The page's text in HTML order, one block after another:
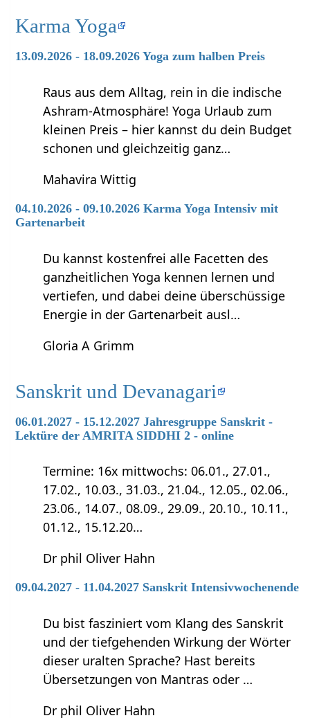
Karma Yoga
13.09.2026 - 18.09.2026 Yoga zum halben Preis
Raus aus dem Alltag, rein in die indische
Ashram-Atmosphäre! Yoga Urlaub zum
kleinen Preis – hier kannst du dein Budget
schonen und gleichzeitig ganz…
Mahavira Wittig
04.10.2026 - 09.10.2026 Karma Yoga Intensiv mit
Gartenarbeit
Du kannst kostenfrei alle Facetten des
ganzheitlichen Yoga kennen lernen und
vertiefen, und dabei deine überschüssige
Energie in der Gartenarbeit ausl…
Gloria A Grimm
Sanskrit und Devanagari
06.01.2027 - 15.12.2027 Jahresgruppe Sanskrit -
Lektüre der AMRITA SIDDHI 2 - online
Termine: 16x mittwochs: 06.01., 27.01.,
17.02., 10.03., 31.03., 21.04., 12.05., 02.06.,
23.06., 14.07., 08.09., 29.09., 20.10., 10.11.,
01.12., 15.12.20…
Dr phil Oliver Hahn
09.04.2027 - 11.04.2027 Sanskrit Intensivwochenende
Du bist fasziniert vom Klang des Sanskrit
und der tiefgehenden Wirkung der Wörter
dieser uralten Sprache? Hast bereits
Übersetzungen von Mantras oder …
Dr phil Oliver Hahn